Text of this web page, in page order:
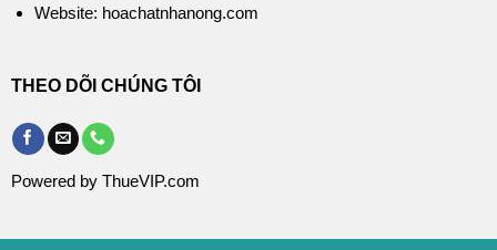
Website: hoachatnhanong.com
THEO DÕI CHÚNG TÔI
Powered by ThueVIP.com